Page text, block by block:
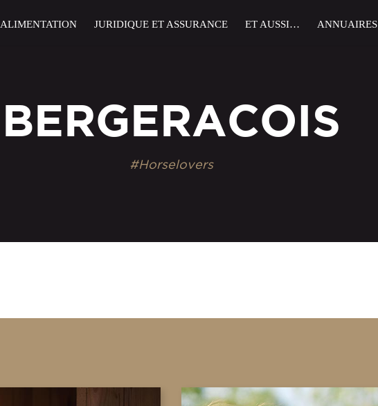
ALIMENTATION JURIDIQUE ET ASSURANCE ET AUSSI… ANNUAIRES
BERGERACOIS
#Horselovers